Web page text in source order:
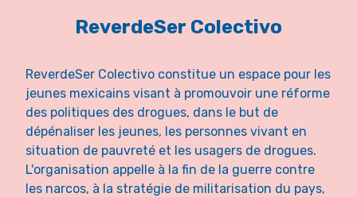
ReverdeSer Colectivo
ReverdeSer Colectivo constitue un espace pour les
jeunes mexicains visant à promouvoir une réforme
des politiques des drogues, dans le but de
dépénaliser les jeunes, les personnes vivant en
situation de pauvreté et les usagers de drogues.
L'organisation appelle à la fin de la guerre contre
les narcos, à la stratégie de militarisation du pays,